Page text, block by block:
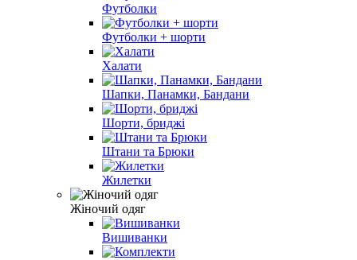
Футболки
Футболки + шорти
Халати
Шапки, Панамки, Бандани
Шорти, бриджі
Штани та Брюки
Жилетки
Жіночий одяг
Вишиванки